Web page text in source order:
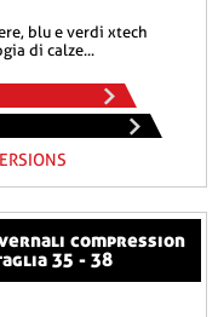
di calze...
35 - 38